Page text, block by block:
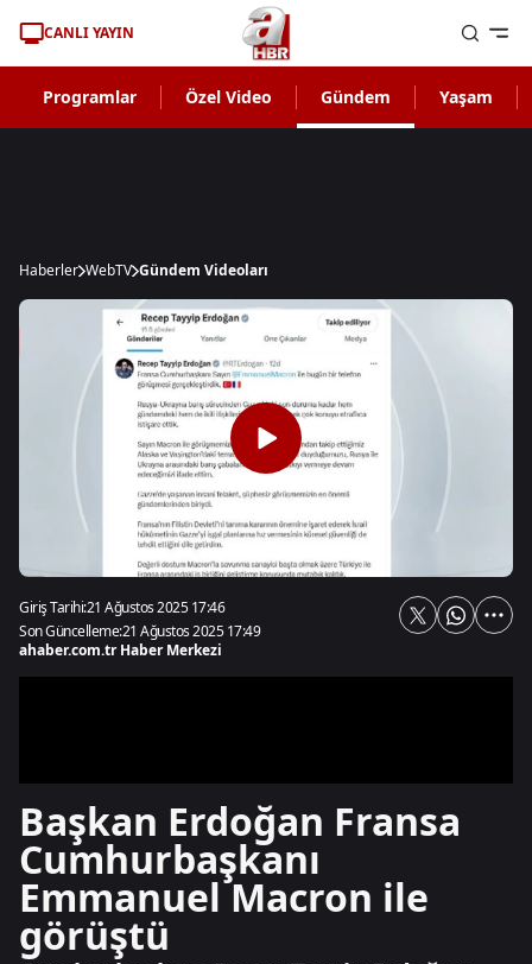
CANLI YAYIN
Programlar Özel Video Gündem Yaşam
Haberler WebTV Gündem Videoları
Giriş Tarihi:21 Ağustos 2025 17:46
Son Güncelleme:21 Ağustos 2025 17:49
ahaber.com.tr Haber Merkezi
Başkan Erdoğan Fransa
Cumhurbaşkanı
Emmanuel Macron ile
görüştü